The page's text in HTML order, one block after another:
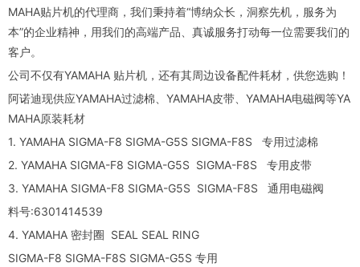
MAHA贴片机的代理商，我们秉持着“博纳众长，洞察先机，服务为
本”的企业精神，用我们的高端产品、真诚服务打动每一位需要我们的
客户。
公司不仅有YAMAHA 贴片机，还有其周边设备配件耗材，供您选购！
阿诺迪现供应YAMAHA过滤棉、YAMAHA皮带、YAMAHA电磁阀等YA
MAHA原装耗材
1. YAMAHA SIGMA-F8 SIGMA-G5S SIGMA-F8S 专用过滤棉
2. YAMAHA SIGMA-F8 SIGMA-G5S SIGMA-F8S 专用皮带
3. YAMAHA SIGMA-F8 SIGMA-G5S SIGMA-F8S 通用电磁阀
料号:6301414539
4. YAMAHA 密封圈 SEAL SEAL RING
SIGMA-F8 SIGMA-F8S SIGMA-G5S 专用